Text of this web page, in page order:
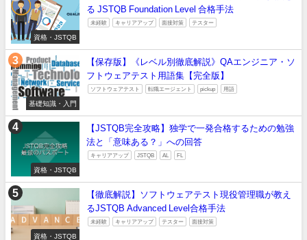
資格・JSTQB
る JSTQB Foundation Level 合格手法
未経験 キャリアアップ 面接対策 テスター
基礎知識・入門
【保存版】《レベル別徹底解説》QAエンジニア・ソ
フトウェアテスト用語集【完全版】
ソフトウェアテスト 転職エージェント pickup 用語
資格・JSTQB
【JSTQB完全攻略】独学で一発合格するための勉強
法と「意味ある？」への回答
キャリアアップ JSTQB AL FL
資格・JSTQB
【徹底解説】ソフトウェアテスト現役管理職が教え
るJSTQB Advanced Level合格手法
未経験 キャリアアップ テスター 面接対策